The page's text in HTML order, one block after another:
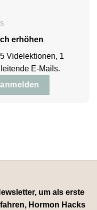
erhöhen
Videlektionen, 1
E-Mails.
um als erste
Hormon Hacks